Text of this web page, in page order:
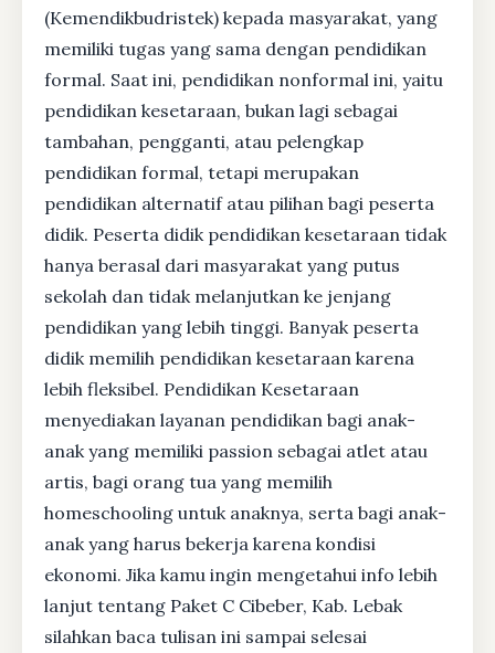
(Kemendikbudristek) kepada masyarakat, yang
memiliki tugas yang sama dengan pendidikan
formal. Saat ini, pendidikan nonformal ini, yaitu
pendidikan kesetaraan, bukan lagi sebagai
tambahan, pengganti, atau pelengkap
pendidikan formal, tetapi merupakan
pendidikan alternatif atau pilihan bagi peserta
didik. Peserta didik pendidikan kesetaraan tidak
hanya berasal dari masyarakat yang putus
sekolah dan tidak melanjutkan ke jenjang
pendidikan yang lebih tinggi. Banyak peserta
didik memilih pendidikan kesetaraan karena
lebih fleksibel. Pendidikan Kesetaraan
menyediakan layanan pendidikan bagi anak-
anak yang memiliki passion sebagai atlet atau
artis, bagi orang tua yang memilih
homeschooling untuk anaknya, serta bagi anak-
anak yang harus bekerja karena kondisi
ekonomi. Jika kamu ingin mengetahui info lebih
lanjut tentang Paket C Cibeber, Kab. Lebak
silahkan baca tulisan ini sampai selesai